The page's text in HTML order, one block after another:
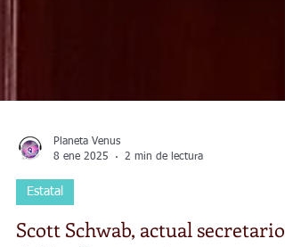
Planeta Venus
8 ene 2025
Estatal